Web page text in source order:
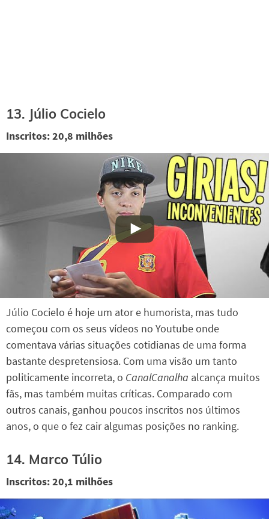
13. Júlio Cocielo
Inscritos: 20,8 milhões
Júlio Cocielo é hoje um ator e humorista, mas tudo
começou com os seus vídeos no Youtube onde
comentava várias situações cotidianas de uma forma
bastante despretensiosa. Com uma visão um tanto
politicamente incorreta, o CanalCanalha alcança muitos
fãs, mas também muitas críticas. Comparado com
outros canais, ganhou poucos inscritos nos últimos
anos, o que o fez cair algumas posições no ranking.
14. Marco Túlio
Inscritos: 20,1 milhões